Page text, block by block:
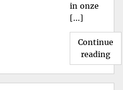
in onze
[…]
Continue
reading